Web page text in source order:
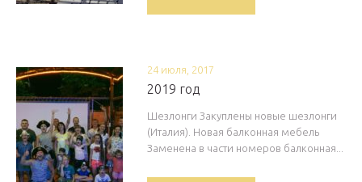
24 июля, 2017
2019 год
Шезлонги Закуплены новые шезлонги
(Италия). Новая балконная мебель
Заменена в части номеров балконная...